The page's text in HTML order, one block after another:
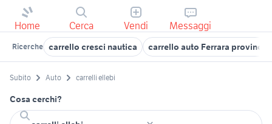
Home Cerca Vendi Messaggi
Ricerche carrello cresci nautica carrello auto Ferrara provincia
Subito Auto carrelli ellebi
Cosa cerchi?